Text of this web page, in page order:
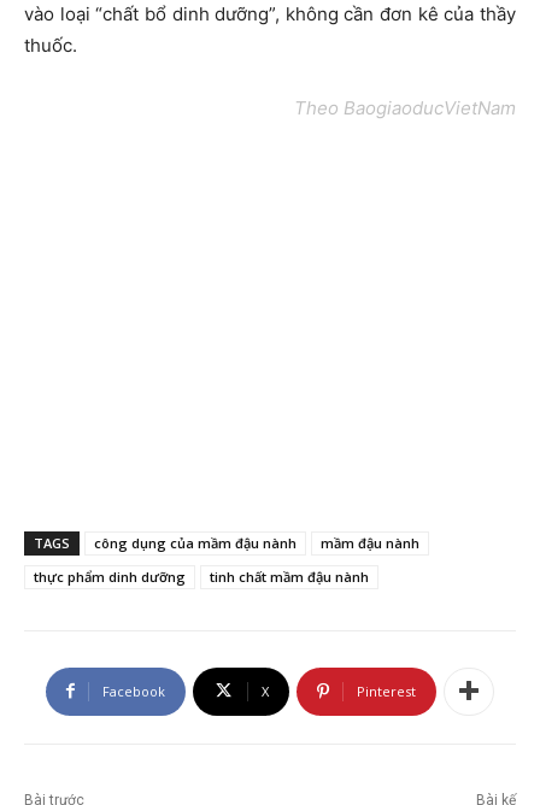
vào loại “chất bổ dinh dưỡng”, không cần đơn kê của thầy
thuốc.
Theo BaogiaoducVietNam
TAGS công dụng của mầm đậu nành
mầm đậu nành
thực phẩm dinh dưỡng
tinh chất mầm đậu nành
Facebook X Pinterest
Bài trước Bài kế